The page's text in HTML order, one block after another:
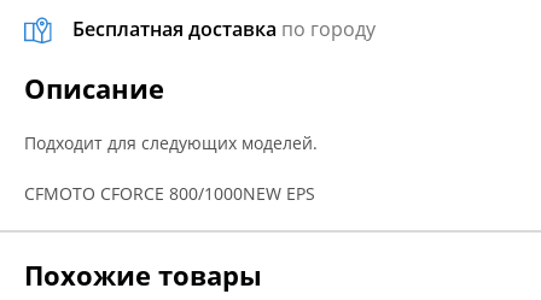
Бесплатная доставка по городу
Описание
Подходит для следующих моделей.
CFMOTO CFORCE 800/1000NEW EPS
Похожие товары